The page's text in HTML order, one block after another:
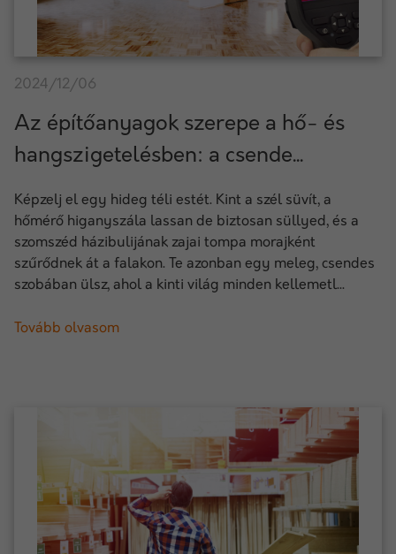
2024/12/06
Az építőanyagok szerepe a hő- és
hangszigetelésben: a csende...
Képzelj el egy hideg téli estét. Kint a szél süvít, a
hőmérő higanyszála lassan de biztosan süllyed, és a
szomszéd házibulijának zajai tompa morajként
szűrődnek át a falakon. Te azonban egy meleg, csendes
szobában ülsz, ahol a kinti világ minden kellemetl...
Tovább olvasom